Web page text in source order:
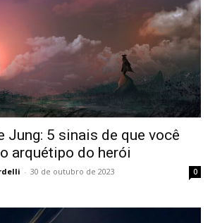
Jung: 5 sinais de que você
arquétipo do herói
- 30 de outubro de 2023 0